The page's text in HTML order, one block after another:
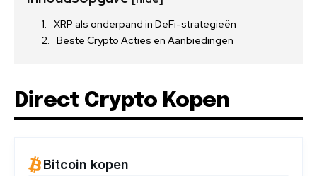
XRP als onderpand in DeFi-strategieën
Beste Crypto Acties en Aanbiedingen
Direct Crypto Kopen